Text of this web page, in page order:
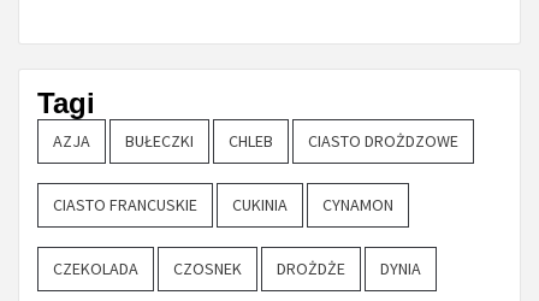
Tagi
AZJA BUŁECZKI CHLEB CIASTO DROŻDZOWE
CIASTO FRANCUSKIE CUKINIA CYNAMON
CZEKOLADA CZOSNEK DROŻDŻE DYNIA